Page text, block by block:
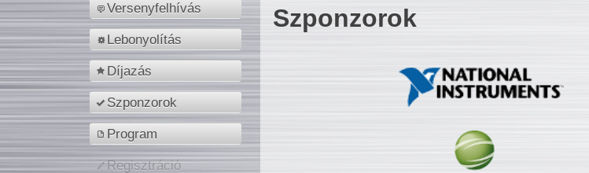
Versenyfelhívás
Lebonyolítás
Díjazás
Szponzorok
Program
Regisztráció
Szponzorok